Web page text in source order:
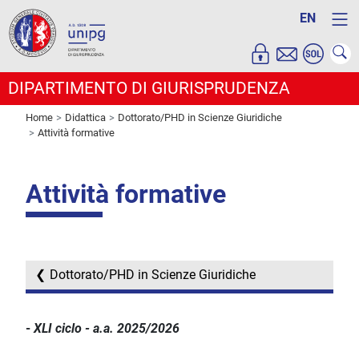
EN
DIPARTIMENTO DI GIURISPRUDENZA
Home Didattica
Dottorato/PHD in Scienze Giuridiche
Attività formative
Attività formative
Dottorato/PHD in Scienze Giuridiche
- XLI ciclo - a.a. 2025/2026